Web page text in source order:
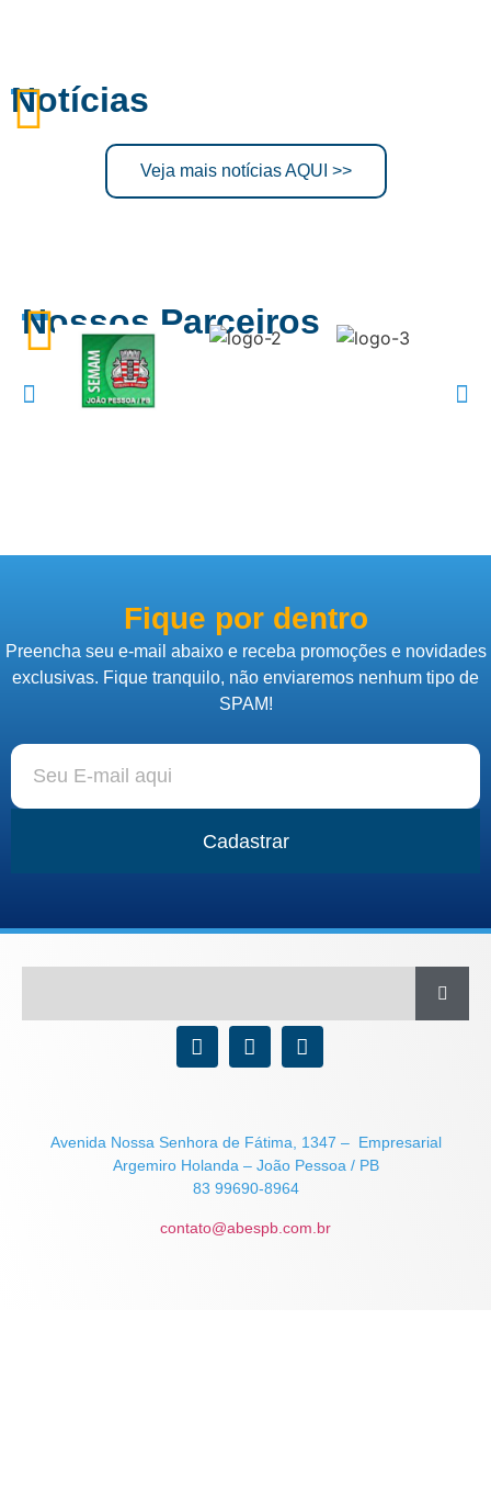
Notícias
Veja mais notícias AQUI >>
Nossos Parceiros
Fique por dentro
Preencha seu e-mail abaixo e receba promoções e novidades
exclusivas. Fique tranquilo, não enviaremos nenhum tipo de
SPAM!
Cadastrar
Avenida Nossa Senhora de Fátima, 1347 – Empresarial
Argemiro Holanda – João Pessoa / PB
83 99690-8964
contato@abespb.com.br